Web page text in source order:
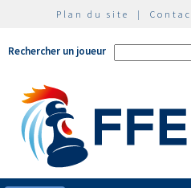
Plan du site |
Rechercher un joueur